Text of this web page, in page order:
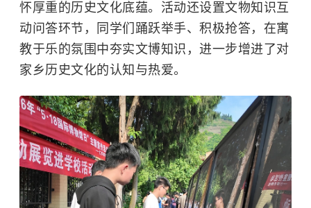
怀厚重的历史文化底蕴。活动还设置文物知识互
动问答环节，同学们踊跃举手、积极抢答，在寓
教于乐的氛围中夯实文博知识，进一步增进了对
家乡历史文化的认知与热爱。